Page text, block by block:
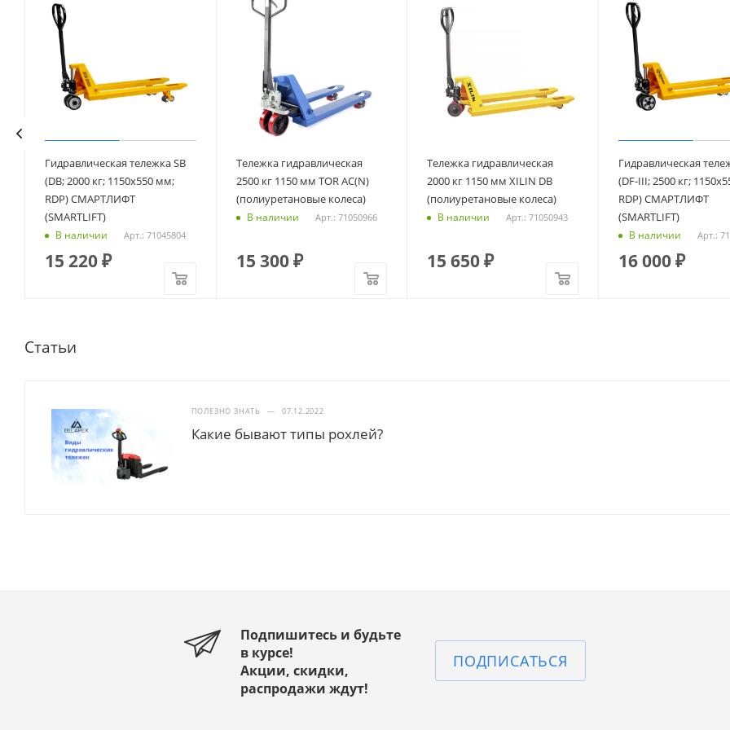
Гидравлическая тележка SB
(DB; 2000 кг; 1150х550 мм;
RDP) СМАРТЛИФТ
(SMARTLIFT)
В наличии Арт.: 71045804
15 220₽
Тележка гидравлическая
2500 кг 1150 мм TOR AC(N)
(полиуретановые колеса)
В наличии Арт.: 71050966
15 300₽
Тележка гидравлическая
2000 кг 1150 мм XILIN DB
(полиуретановые колеса)
В наличии Арт.: 71050943
15 650₽
Гидравлическая
(DF-III; 2500 кг;
RDP) СМАРТЛИФТ
(SMARTLIFT)
В наличии Арт.:
16 000₽
Статьи
ПОЛЕЗНО ЗНАТЬ — 07.12.2022
Какие бывают типы рохлей?
Подпишитесь и будьте
в курсе!
Акции, скидки,
распродажи ждут!
ПОДПИСАТЬСЯ